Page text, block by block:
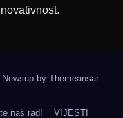
by Themeansar.
naš rad! VIJESTI